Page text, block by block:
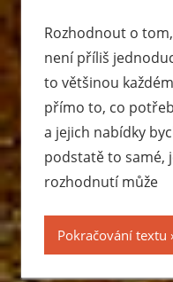
Rozhodnout o
není příliš
to většinou
přímo to, co
a jejich nabídky
podstatě to samé,
rozhodnutí může
Pokračování textu